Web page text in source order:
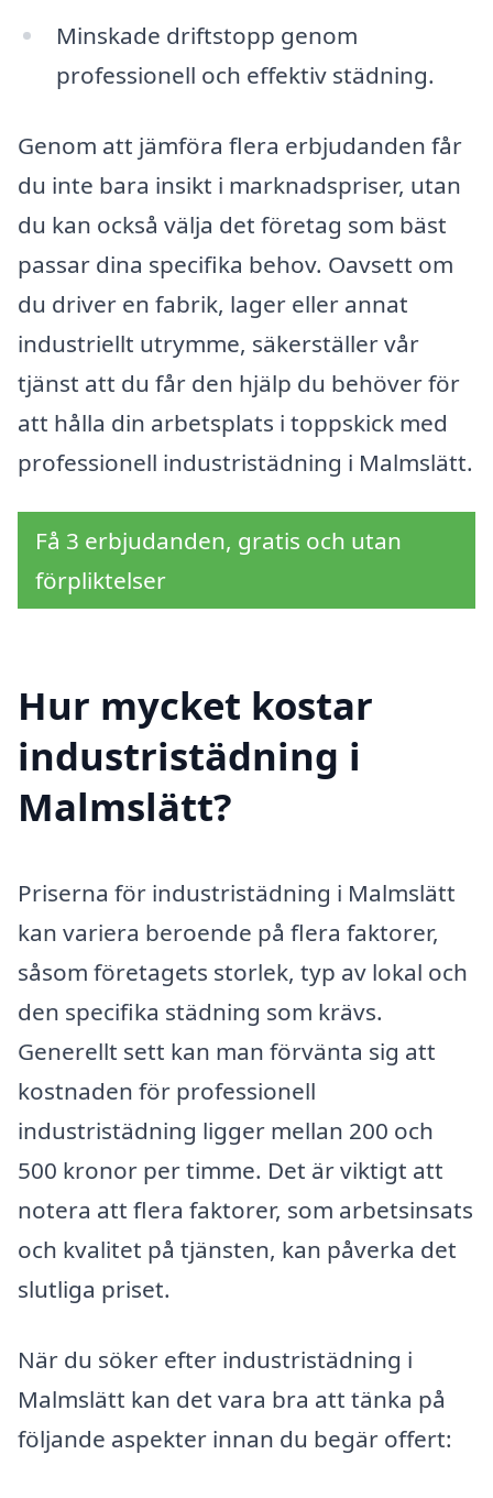
Minskade driftstopp genom
professionell och effektiv städning.
Genom att jämföra flera erbjudanden får
du inte bara insikt i marknadspriser, utan
du kan också välja det företag som bäst
passar dina specifika behov. Oavsett om
du driver en fabrik, lager eller annat
industriellt utrymme, säkerställer vår
tjänst att du får den hjälp du behöver för
att hålla din arbetsplats i toppskick med
professionell industristädning i Malmslätt.
Få 3 erbjudanden, gratis och utan
förpliktelser
Hur mycket kostar
industristädning i
Malmslätt?
Priserna för industristädning i Malmslätt
kan variera beroende på flera faktorer,
såsom företagets storlek, typ av lokal och
den specifika städning som krävs.
Generellt sett kan man förvänta sig att
kostnaden för professionell
industristädning ligger mellan 200 och
500 kronor per timme. Det är viktigt att
notera att flera faktorer, som arbetsinsats
och kvalitet på tjänsten, kan påverka det
slutliga priset.
När du söker efter industristädning i
Malmslätt kan det vara bra att tänka på
följande aspekter innan du begär offert: